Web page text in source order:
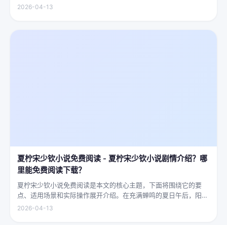
慈眉善目，武僧的眼神中常常闪烁着锐利的光，仿佛能洞穿一切虚
2026-04-13
夏柠宋少钦小说免费阅读 - 夏柠宋少钦小说剧情介绍？哪
里能免费阅读下载？
夏柠宋少钦小说免费阅读是本文的核心主题，下面将围绕它的要
点、适用场景和实际操作展开介绍。在充满蝉鸣的夏日午后，阳光
透过梧桐树叶的缝隙，洒在少女夏柠的肩头。她坐在旧书摊旁，手
2026-04-13